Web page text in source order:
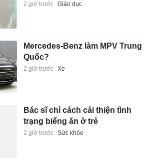
2 giờ trước Giáo dục
Mercedes-Benz làm MPV Trung
Quốc?
2 giờ trước Xe
Bác sĩ chỉ cách cải thiện tình
trạng biếng ăn ở trẻ
2 giờ trước Sức khỏe